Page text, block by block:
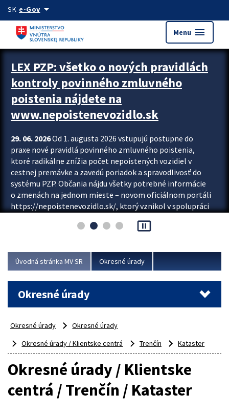
Preskocit na hlavný obsah
SK e-Govarrow_drop_down
Menu menu
Zastavit automatický posun upútavok
LEX PZP: všetko o nových pravidlách
kontroly povinného zmluvného
poistenia nájdete na
www.nepoistenevozidlo.sk
29. 06. 2026Od 1. augusta 2026 vstupujú postupne do
praxe nové pravidlá povinného zmluvného poistenia,
ktoré radikálne znížia počet nepoistených vozidiel v
cestnej premávke a zavedú poriadok a spravodlivosť do
systému PZP. Občania nájdu všetky potrebné informácie
o zmenách na jednom mieste – novom oficiálnom portáli
https://nepoistenevozidlo.sk/, ktorý vznikol v spolupráci
asociácie poisťovní (SLASPO) a Ministerstva vnútra SR.
Viac
pause_presentation
Úvodná stránka MV SR Okresné úrady
Okresné úrady
Okresné úrady
Okresné úrady
Okresné úrady / Klientske centrá
Trenčín Kataster
Okresné úrady / Klientske
centrá / Trenčín / Kataster